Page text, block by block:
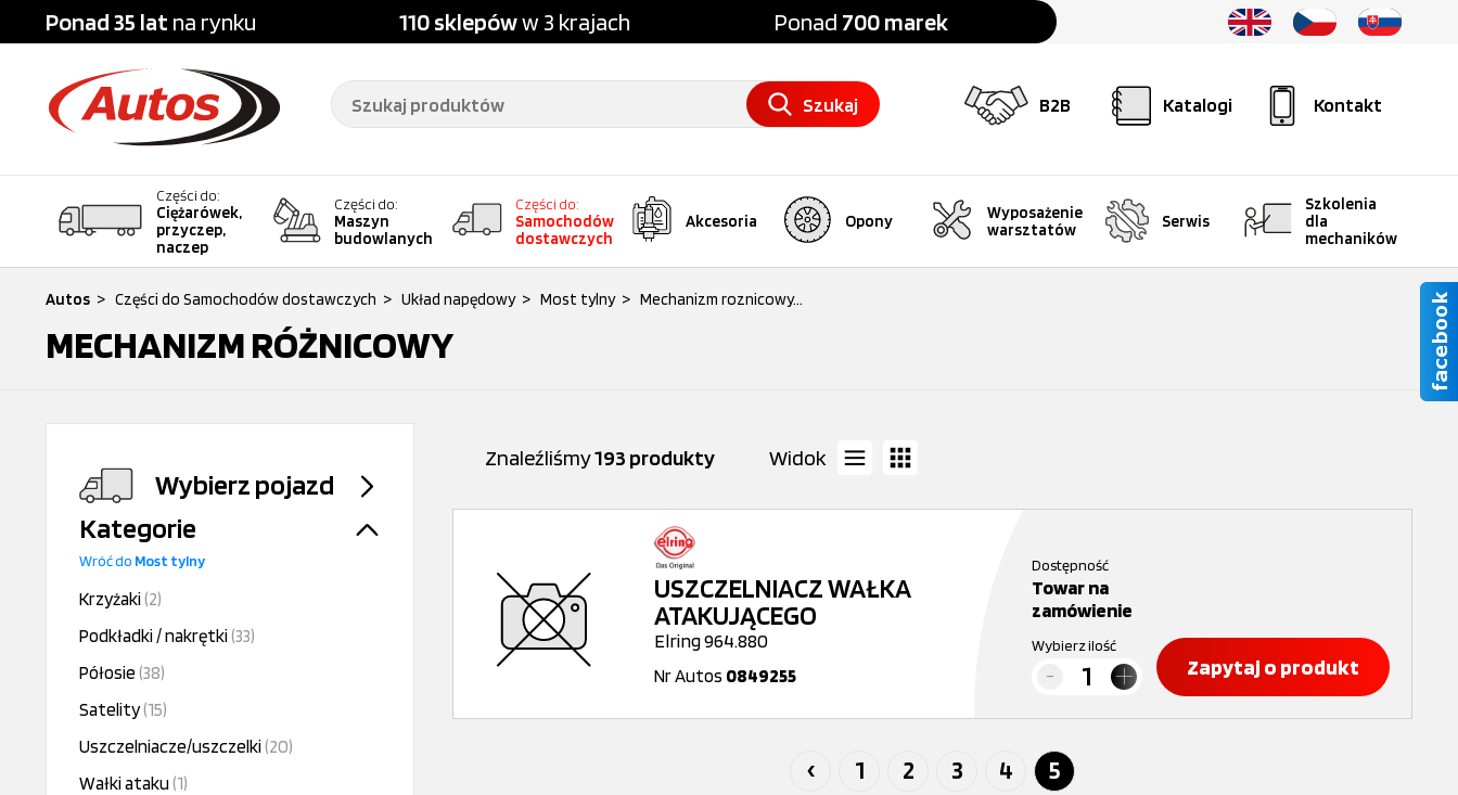
Ponad 35 lat na rynku 110 sklepóww 3 krajach Ponad 700 marek
B2B Katalogi Kontakt
Szukaj
Części do:
Ciężarówek,
przyczep,
naczep
Części do:
Maszyn
budowlanych
Części do:
Samochodów
dostawczych
Akcesoria Opony
Wyposażenie
warsztatów
Serwis
Szkolenia
dla
mechaników
Autos > Części do Samochodów dostawczych > Układ napędowy > Most tylny > Mechanizm roznicowy...
MECHANIZM RÓŻNICOWY
Wybierz pojazd
Kategorie
Wróć do Most tylny
Krzyżaki(2)
Podkładki / nakrętki(33)
Półosie (38)
Satelity(15)
Uszczelniacze/uszczelki(20)
Wałki ataku(1)
Znaleźliśmy193 produkty Widok
USZCZELNIACZ WAŁKA
ATAKUJĄCEGO
Elring 964.880
Nr Autos 0849255
Dostępność
Towar na
zamówienie
Wybierz ilość
Zapytaj o produkt
‹ 1 2 3 4 5